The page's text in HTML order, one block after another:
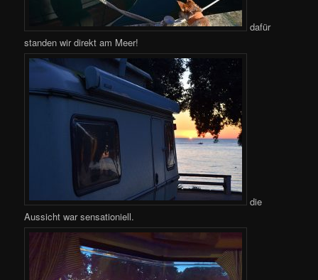
dafür
standen wir direkt am Meer!
die
Aussicht war sensationiell.